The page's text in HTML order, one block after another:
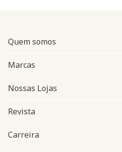
Quem somos
Marcas
Nossas Lojas
Revista
Carreira